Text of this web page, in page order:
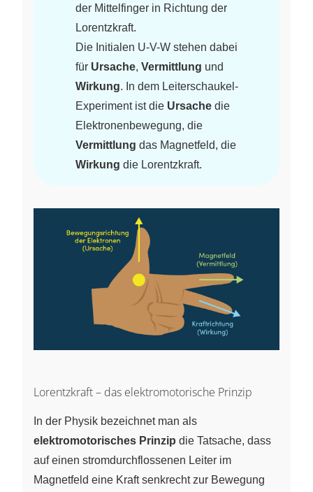
der Mittelfinger in Richtung der
Lorentzkraft.
Die Initialen U-V-W stehen dabei
für Ursache, Vermittlung und
Wirkung. In dem Leiterschaukel-
Experiment ist die Ursache die
Elektronenbewegung, die
Vermittlung das Magnetfeld, die
Wirkung die Lorentzkraft.
Lorentzkraft – das elektromotorische Prinzip
In der Physik bezeichnet man als
elektromotorisches Prinzip die Tatsache, dass
auf einen stromdurchflossenen Leiter im
Magnetfeld eine Kraft senkrecht zur Bewegung